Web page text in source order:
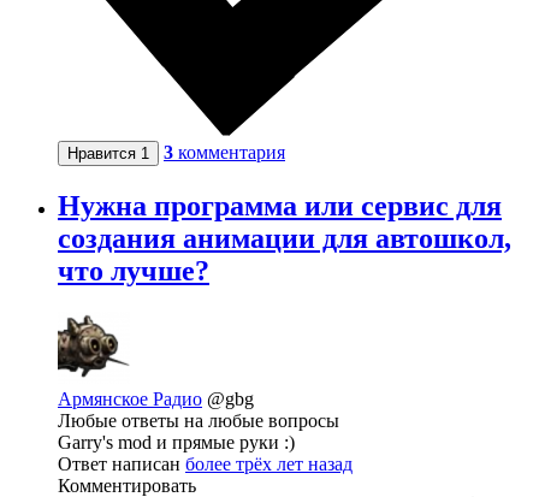
Нравится 1 3 комментария
Нужна программа или сервис для
создания анимации для автошкол,
что лучше?
Армянское Радио @gbg
Любые ответы на любые вопросы
Garry's mod и прямые руки :)
Ответ написан более трёх лет назад
Комментировать